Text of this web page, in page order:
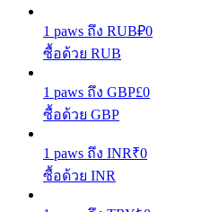
รับรางวัลการแข่งขันทุกวัน
1 paws ถึง RUB₽0
ซื้อด้วย RUB
1 paws ถึง GBP£0
ซื้อด้วย GBP
1 paws ถึง INR₹0
ซื้อด้วย INR